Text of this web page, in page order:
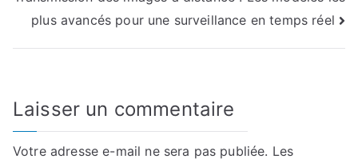
l’article
plus avancés pour une surveillance en temps réel
Laisser un commentaire
Votre adresse e-mail ne sera pas publiée. Les